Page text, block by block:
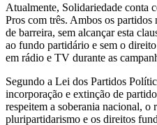
Atualmente, Solidariedade conta
Pros com três. Ambos os
de barreira, sem alcançar esta
ao fundo partidário e sem o
em rádio e TV durante as
Segundo a Lei dos Partidos
incorporação e extinção de
respeitem a soberania nacional, o
pluripartidarismo e os direitos